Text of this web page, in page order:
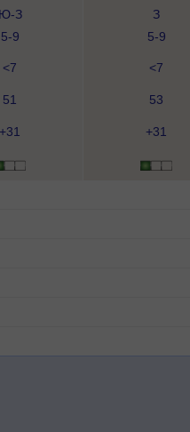
Ю-З
5-9
З
5-9
<7 <7
51 53
+31 +31